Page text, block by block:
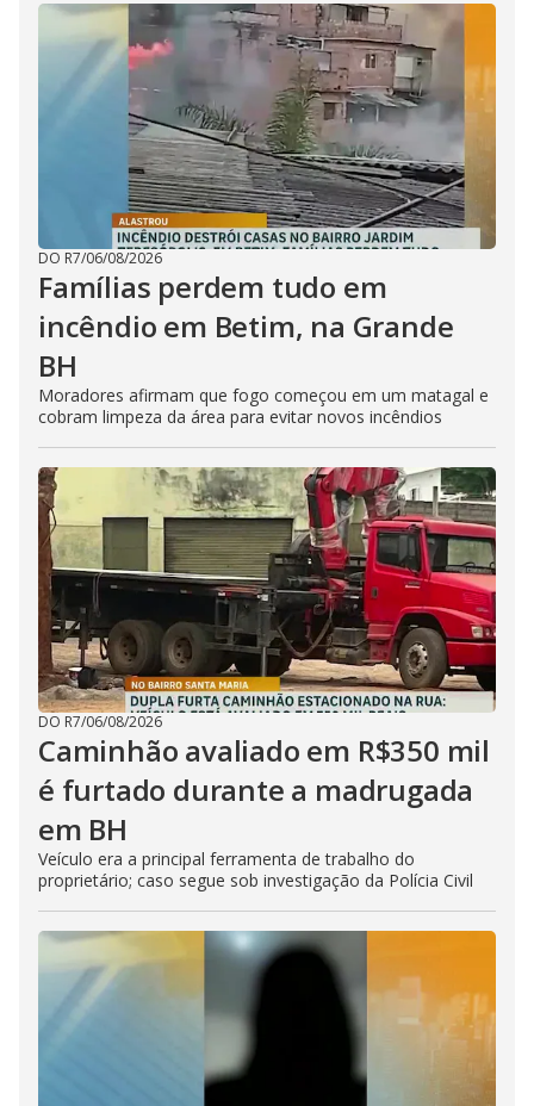
DO R7/06/08/2026
Famílias perdem tudo em
incêndio em Betim, na Grande
BH
Moradores afirmam que fogo começou em um matagal e
cobram limpeza da área para evitar novos incêndios
DO R7/06/08/2026
Caminhão avaliado em R$350 mil
é furtado durante a madrugada
em BH
Veículo era a principal ferramenta de trabalho do
proprietário; caso segue sob investigação da Polícia Civil